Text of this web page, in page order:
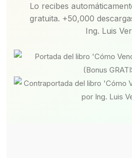
Lo recibes
gratuita. +50,000
Ing. Luis